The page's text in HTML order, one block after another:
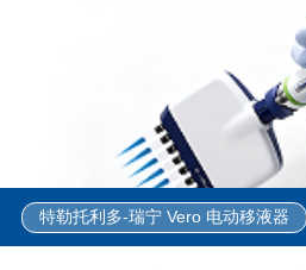
特勒托利多-瑞宁 Vero 电动移液器